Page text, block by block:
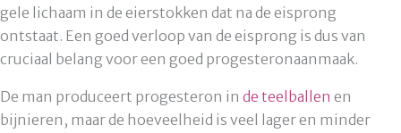
gele lichaam in de eierstokken dat na de eisprong
ontstaat. Een goed verloop van de eisprong is dus van
cruciaal belang voor een goed progesteronaanmaak.
De man produceert progesteron in de teelballen en
bijnieren, maar de hoeveelheid is veel lager en minder